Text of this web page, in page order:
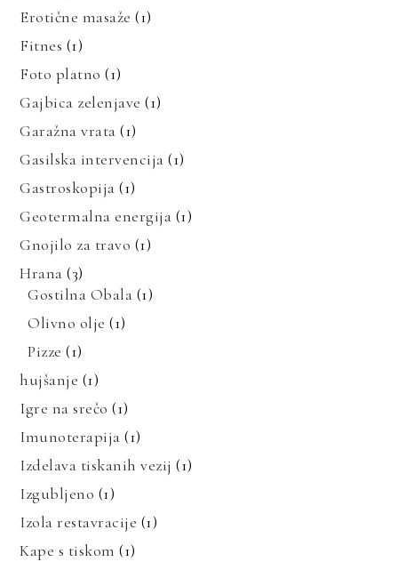
Erotične masaže (1)
Fitnes (1)
Foto platno (1)
Gajbica zelenjave (1)
Garažna vrata (1)
Gasilska intervencija (1)
Gastroskopija (1)
Geotermalna energija (1)
Gnojilo za travo (1)
Hrana (3)
Gostilna Obala (1)
Olivno olje (1)
Pizze (1)
hujšanje (1)
Igre na srečo (1)
Imunoterapija (1)
Izdelava tiskanih vezij (1)
Izgubljeno (1)
Izola restavracije (1)
Kape s tiskom (1)